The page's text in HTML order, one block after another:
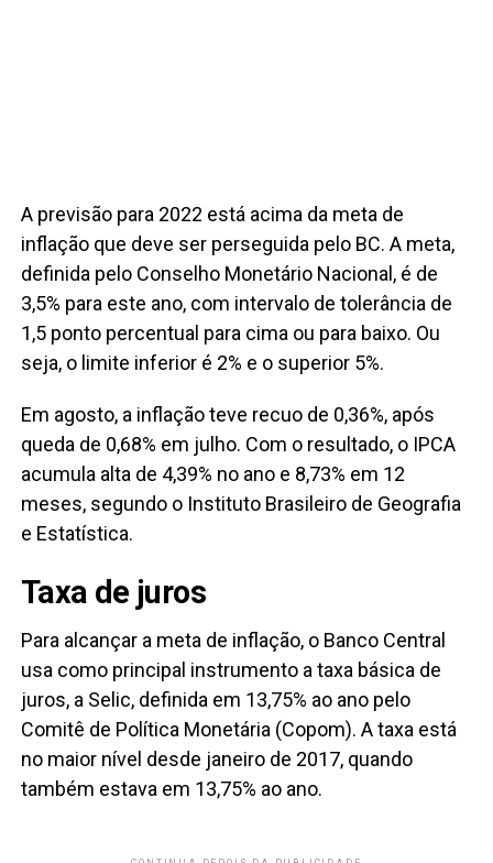
A previsão para 2022 está acima da meta de
inflação que deve ser perseguida pelo BC. A meta,
definida pelo Conselho Monetário Nacional, é de
3,5% para este ano, com intervalo de tolerância de
1,5 ponto percentual para cima ou para baixo. Ou
seja, o limite inferior é 2% e o superior 5%.
Em agosto, a inflação teve recuo de 0,36%, após
queda de 0,68% em julho. Com o resultado, o IPCA
acumula alta de 4,39% no ano e 8,73% em 12
meses, segundo o Instituto Brasileiro de Geografia
e Estatística.
Taxa de juros
Para alcançar a meta de inflação, o Banco Central
usa como principal instrumento a taxa básica de
juros, a Selic, definida em 13,75% ao ano pelo
Comitê de Política Monetária (Copom). A taxa está
no maior nível desde janeiro de 2017, quando
também estava em 13,75% ao ano.